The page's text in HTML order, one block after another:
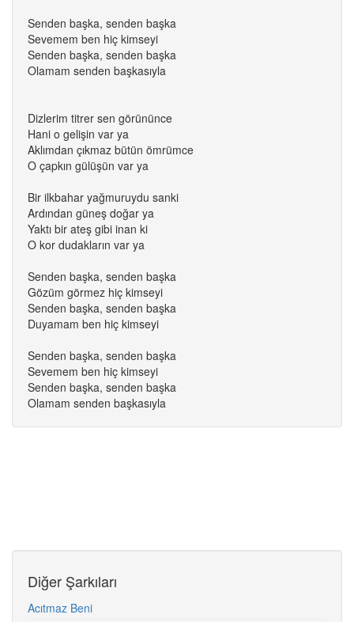
Senden başka, senden başka
Sevemem ben hiç kimseyi
Senden başka, senden başka
Olamam senden başkasıyla
Dizlerim titrer sen görününce
Hani o gelişin var ya
Aklımdan çıkmaz bütün ömrümce
O çapkın gülüşün var ya
Bir ilkbahar yağmuruydu sanki
Ardından güneş doğar ya
Yaktı bir ateş gibi inan ki
O kor dudakların var ya
Senden başka, senden başka
Gözüm görmez hiç kimseyi
Senden başka, senden başka
Duyamam ben hiç kimseyi
Senden başka, senden başka
Sevemem ben hiç kimseyi
Senden başka, senden başka
Olamam senden başkasıyla
Diğer Şarkıları
Acıtmaz Beni